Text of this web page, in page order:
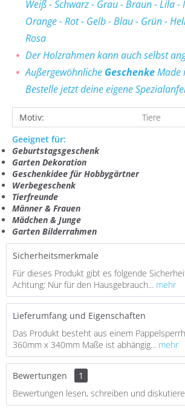
Weiß - Schwarz - Grau - Braun - Lila -
Orange - Rot - Gelb - Blau - Grün -
Rosa
Der Holzrahmen kann auch selbst
Außergewöhnliche GeschenkeMade
Bestelle jetzt deine eigene
Motiv:
Tiere
Geeignet für:
Geburtstagsgeschenk
Garten Dekoration
Geschenkidee für Hobbygärtner
Werbegeschenk
Tierfreunde
Männer & Frauen
Mädchen & Junge
Garten Bilderrahmen
Sicherheitsmerkmale
Für dieses Produkt gibt es folgende
Achtung: Nur für den Hausgebrauch... mehr
Lieferumfang und Eigenschaften
Das Produkt besteht aus einem
360mm x 340mm Maße ist abhängig... mehr
Bewertungen
1
Bewertungen lesen, schreiben und